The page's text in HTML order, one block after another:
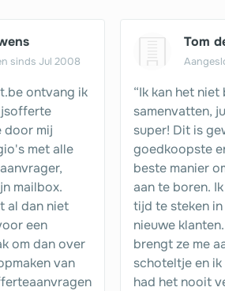
sinds Jul 2008
ontvang ik
door mij
met alle
mailbox.
al dan niet
een
om dan over
van
Tom
“Ik kan het
samenvatten,
super! Dit is
goedkoopste
beste manier
aan te boren.
tijd te steken
nieuwe
brengt ze me
schoteltje en
had het nooit